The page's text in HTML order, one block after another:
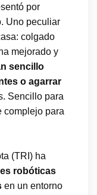
por
Uno peculiar
colgado
mejorado y
sencillo
o agarrar
Sencillo para
complejo para
(TRI) ha
robóticas
en un entorno